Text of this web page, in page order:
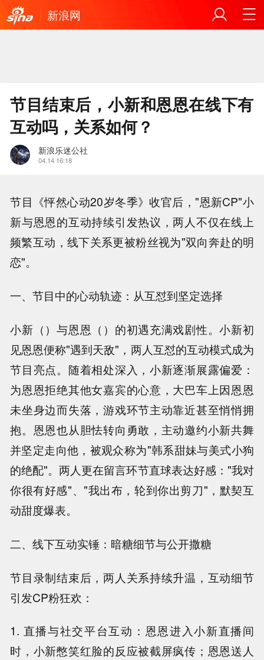
新浪网
节目结束后，小新和恩恩在线下有
互动吗，关系如何？
新浪乐迷公社
04.14 16:18
节目《怦然心动20岁冬季》收官后，"恩新CP"小
新与恩恩的互动持续引发热议，两人不仅在线上
频繁互动，线下关系更被粉丝视为"双向奔赴的明
恋"。
一、节目中的心动轨迹：从互怼到坚定选择
小新（）与恩恩（）的初遇充满戏剧性。小新初
见恩恩便称"遇到天敌"，两人互怼的互动模式成为
节目亮点。随着相处深入，小新逐渐展露偏爱：
为恩恩拒绝其他女嘉宾的心意，大巴车上因恩恩
未坐身边而失落，游戏环节主动靠近甚至悄悄拥
抱。恩恩也从胆怯转向勇敢，主动邀约小新共舞
并坚定走向他，被观众称为"韩系甜妹与美式小狗
的绝配"。两人更在留言环节直球表达好感："我对
你很有好感"、"我出布，轮到你出剪刀"，默契互
动甜度爆表。
二、线下互动实锤：暗糖细节与公开撒糖
节目录制结束后，两人关系持续升温，互动细节
引发CP粉狂欢：
1. 直播与社交平台互动：恩恩进入小新直播间
时，小新憋笑红脸的反应被截屏疯传；恩恩送人